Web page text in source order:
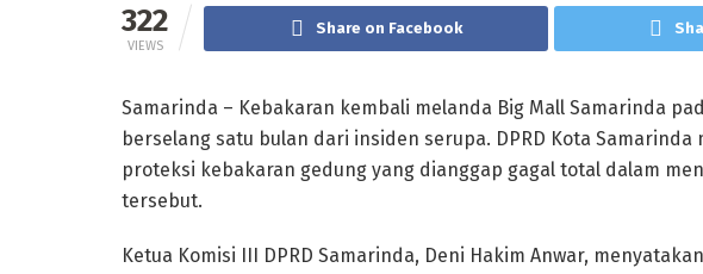
322
VIEWS
Share on Facebook
Samarinda – Kebakaran kembali melanda Big Mall Samarinda
berselang satu bulan dari insiden serupa. DPRD Kota
proteksi kebakaran gedung yang dianggap gagal total dalam
tersebut.
Ketua Komisi III DPRD Samarinda, Deni Hakim Anwar,